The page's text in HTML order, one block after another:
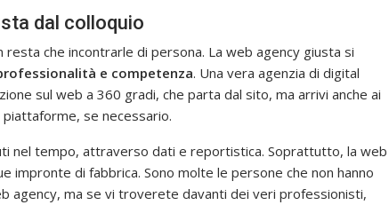
dal colloquio
che incontrarle di persona. La web agency giusta si
e competenza. Una vera agenzia di digital
sul web a 360 gradi, che parta dal sito, ma arrivi anche ai
se necessario.
nel tempo, attraverso dati e reportistica. Soprattutto, la web
impronte di fabbrica. Sono molte le persone che non hanno
agency, ma se vi troverete davanti dei veri professionisti,